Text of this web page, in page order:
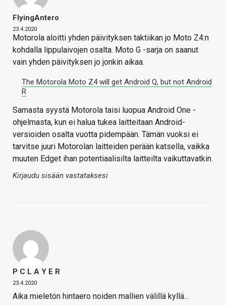
FlyingAntero
23.4.2020
Motorola aloitti yhden päivityksen taktiikan jo Moto Z4:n
kohdalla lippulaivojen osalta. Moto G -sarja on saanut
vain yhden päivityksen jo jonkin aikaa.
The Motorola Moto Z4 will get Android Q, but not Android
R
Samasta syystä Motorola taisi luopua Android One -
ohjelmasta, kun ei halua tukea laitteitaan Android-
versioiden osalta vuotta pidempään. Tämän vuoksi ei
tarvitse juuri Motorolan laitteiden perään katsella, vaikka
muuten Edget ihan potentiaalisilta laitteilta vaikuttavatkin.
Kirjaudu sisään vastataksesi
P C L A Y E R
23.4.2020
Aika mieletön hintaero noiden mallien välillä kyllä…